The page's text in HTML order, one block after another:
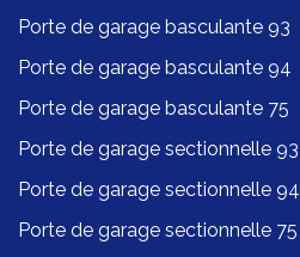
Porte de garage basculante 93
Porte de garage basculante 94
Porte de garage basculante 75
Porte de garage sectionnelle 93
Porte de garage sectionnelle 94
Porte de garage sectionnelle 75